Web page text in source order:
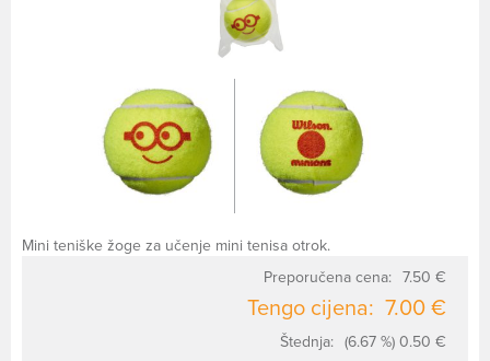
Mini teniške žoge za učenje mini tenisa otrok.
Preporučena cena: 7.50 €
Tengo cijena: 7.00 €
Štednja: (6.67 %) 0.50 €